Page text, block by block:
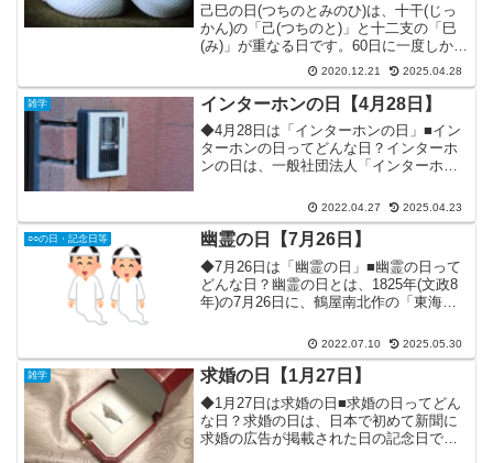
己巳の日(つちのとみのひ)は、十干(じっ
かん)の「己(つちのと)」と十二支の「巳
(み)」が重なる日です。60日に一度しか来
ないため、巳の日よりも貴重な吉日で
す。己巳の日は、通常の巳の日よりも金
運が更に高まると言われています。その
理由は、十干...
2020.12.21 2025.04.28
雑学 インターホンの日【4月28日】
◆4月28日は「インターホンの日」■イン
ターホンの日ってどんな日？インターホ
ンの日は、一般社団法人「インターホン
念して制定された記念日です。外と中を
つなぐコミュニケーションツールである
インターホンの、更...
2022.04.27 2025.04.23
○○の日・記念日等 幽霊の日【7月26日】
◆7月26日は「幽霊の日」■幽霊の日って
どんな日？幽霊の日とは、1825年(文政8
年)の7月26日に、鶴屋南北作の「東海道
ことに因んで作られた記念日です。(画・
最...
2022.07.10 2025.05.30
雑学 求婚の日【1月27日】
◆1月27日は求婚の日■求婚の日ってどん
な日？求婚の日は、日本で初めて新聞に
求婚の広告が掲載された日の記念日で